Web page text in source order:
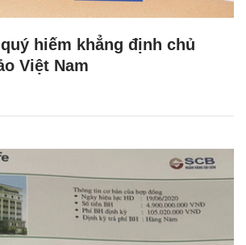
hiếm khẳng định chủ
Việt Nam